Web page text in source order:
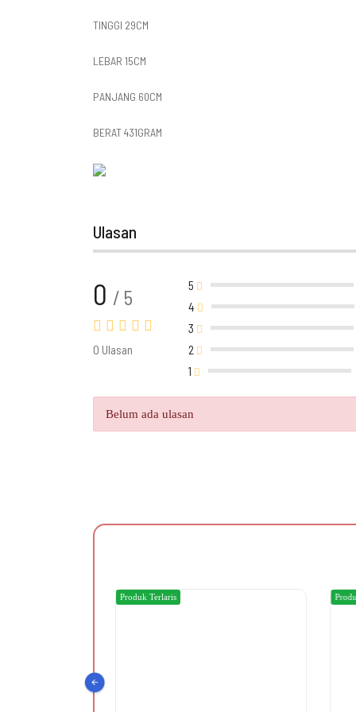
TINGGI 29CM
LEBAR 15CM
PANJANG 60CM
BERAT 431GRAM
Ulasan
0 / 5
0 Ulasan
5
4
3
2
1
Belum ada ulasan
Produk Terlaris